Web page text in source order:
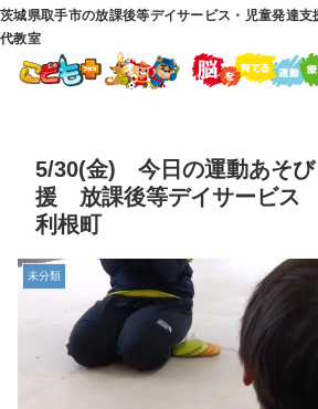
茨城県取手市の放課後等デイサービス・児童発達
代教室
5/30(金) 今日の運動あそ
援 放課後等デイサービ
利根町
未分類